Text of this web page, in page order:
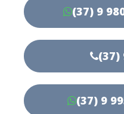
(37) 9
(37)
(37) 9